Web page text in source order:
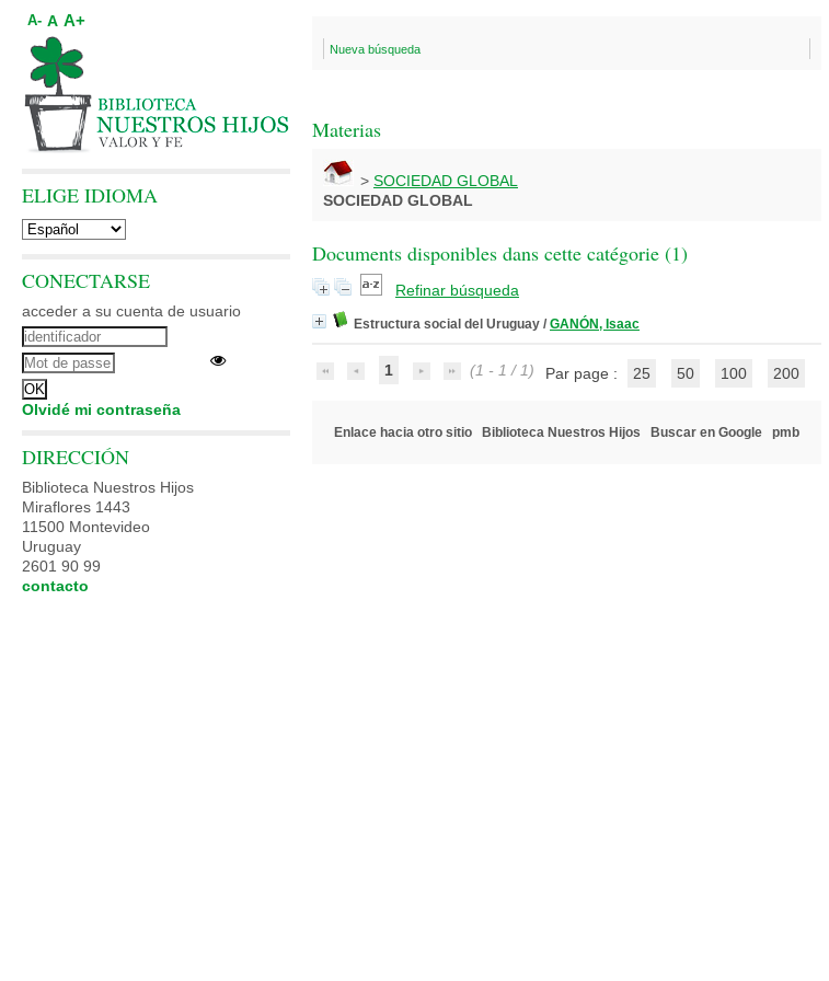
Nueva búsqueda
Materias
> SOCIEDAD GLOBAL
SOCIEDAD GLOBAL
Documents disponibles dans cette catégorie (1)
Refinar búsqueda
Estructura social del Uruguay / GANÓN, Isaac
1 (1 - 1 / 1) Par page : 25 50 100 200
Enlace hacia otro sitio Biblioteca Nuestros Hijos Buscar en Google pmb
A- A A+
ELIGE IDIOMA
CONECTARSE
acceder a su cuenta de usuario
Olvidé mi contraseña
DIRECCIÓN
Biblioteca Nuestros Hijos
Miraflores 1443
11500 Montevideo
Uruguay
2601 90 99
contacto